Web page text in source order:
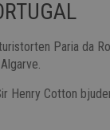
Paria da
Henry Cotton